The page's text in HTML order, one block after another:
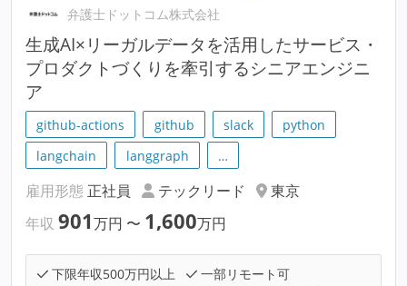
弁護士ドットコム株式会社
生成AI×リーガルデータを活用したサービス・
プロダクトづくりを牽引するシニアエンジニ
ア
github-actions github slack
python
langchain
langgraph …
雇用形態 正社員 テックリード
東京
年収 901万円 〜 1,600万円
下限年収500万円以上
一部リモート可